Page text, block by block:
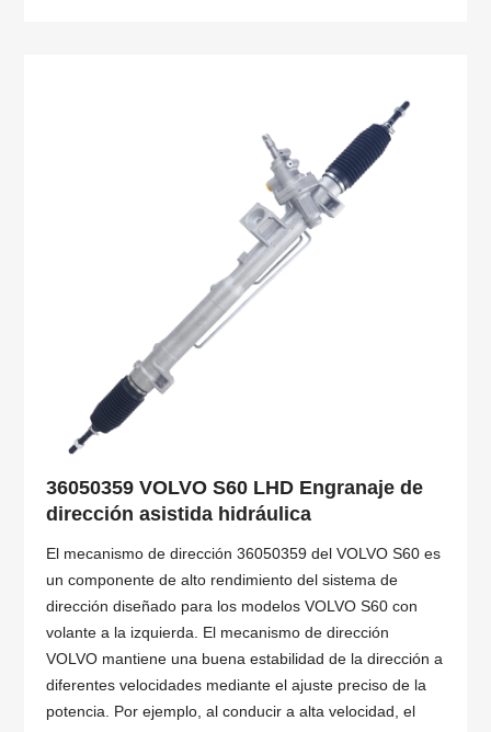
36050359 VOLVO S60 LHD Engranaje de
dirección asistida hidráulica
El mecanismo de dirección 36050359 del VOLVO S60 es
un componente de alto rendimiento del sistema de
dirección diseñado para los modelos VOLVO S60 con
volante a la izquierda. El mecanismo de dirección
VOLVO mantiene una buena estabilidad de la dirección a
diferentes velocidades mediante el ajuste preciso de la
potencia. Por ejemplo, al conducir a alta velocidad, el